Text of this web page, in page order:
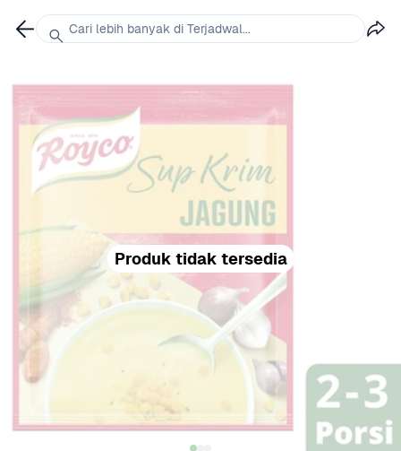
Produk tidak tersedia
Cari lebih banyak di Terjadwal...